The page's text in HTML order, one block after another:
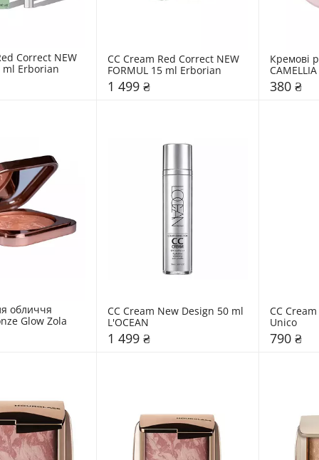
Correct NEW
ml Erborian
CC Cream Red Correct NEW
FORMUL 15 ml Erborian
1 499 ₴
Кремові
380 ₴
обличчя
Glow Zola
СС Cream New Design 50 ml
L'OCEAN
1 499 ₴
СС Cream
Unico
790 ₴